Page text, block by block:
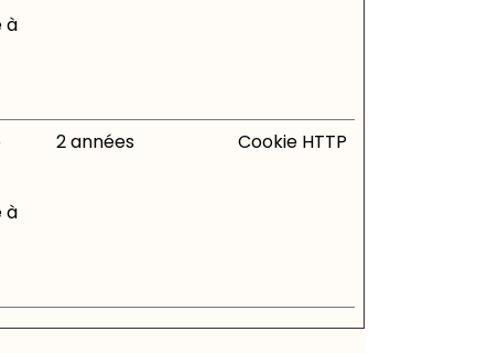
à
à
2 années Cookie HTTP